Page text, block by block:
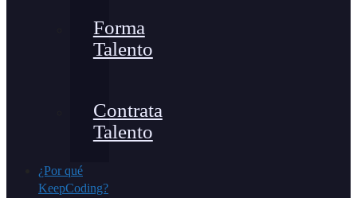
Forma
Talento
Contrata
Talento
¿Por qué
KeepCoding?